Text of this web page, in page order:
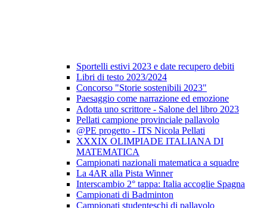
Sportelli estivi 2023 e date recupero debiti
Libri di testo 2023/2024
Concorso "Storie sostenibili 2023"
Paesaggio come narrazione ed emozione
Adotta uno scrittore - Salone del libro 2023
Pellati campione provinciale pallavolo
@PE progetto - ITS Nicola Pellati
XXXIX OLIMPIADE ITALIANA DI
MATEMATICA
Campionati nazionali matematica a squadre
La 4AR alla Pista Winner
Interscambio 2° tappa: Italia accoglie Spagna
Campionati di Badminton
Campionati studenteschi di pallavolo